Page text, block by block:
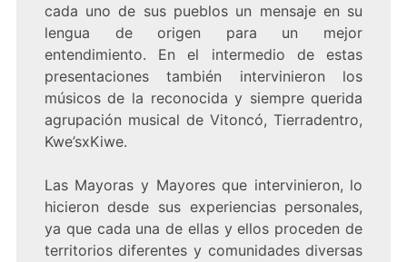
cada uno de sus pueblos un mensaje en su
lengua de origen para un mejor
entendimiento. En el intermedio de estas
presentaciones también intervinieron los
músicos de la reconocida y siempre querida
agrupación musical de Vitoncó, Tierradentro,
Kwe’sxKiwe.
Las Mayoras y Mayores que intervinieron, lo
hicieron desde sus experiencias personales,
ya que cada una de ellas y ellos proceden de
territorios diferentes y comunidades diversas